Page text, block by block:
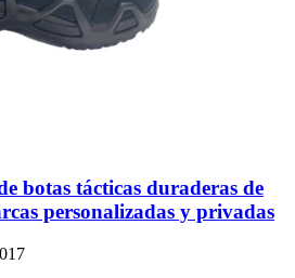
botas tácticas duraderas de
personalizadas y privadas